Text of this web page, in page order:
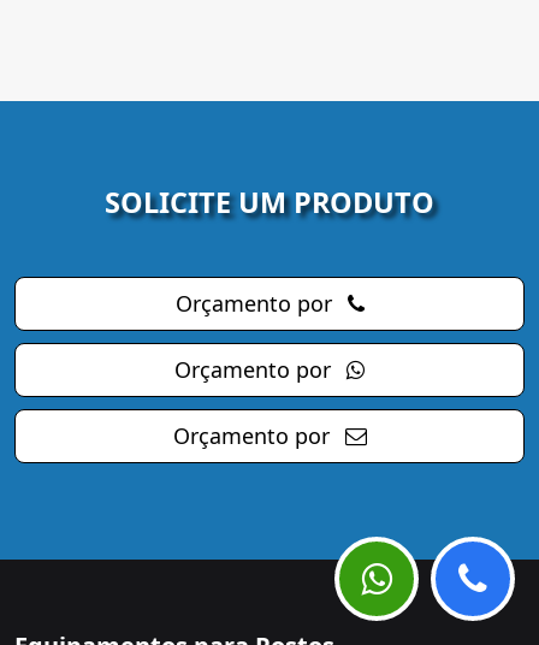
SOLICITE UM PRODUTO
Orçamento por
Orçamento por
Orçamento por